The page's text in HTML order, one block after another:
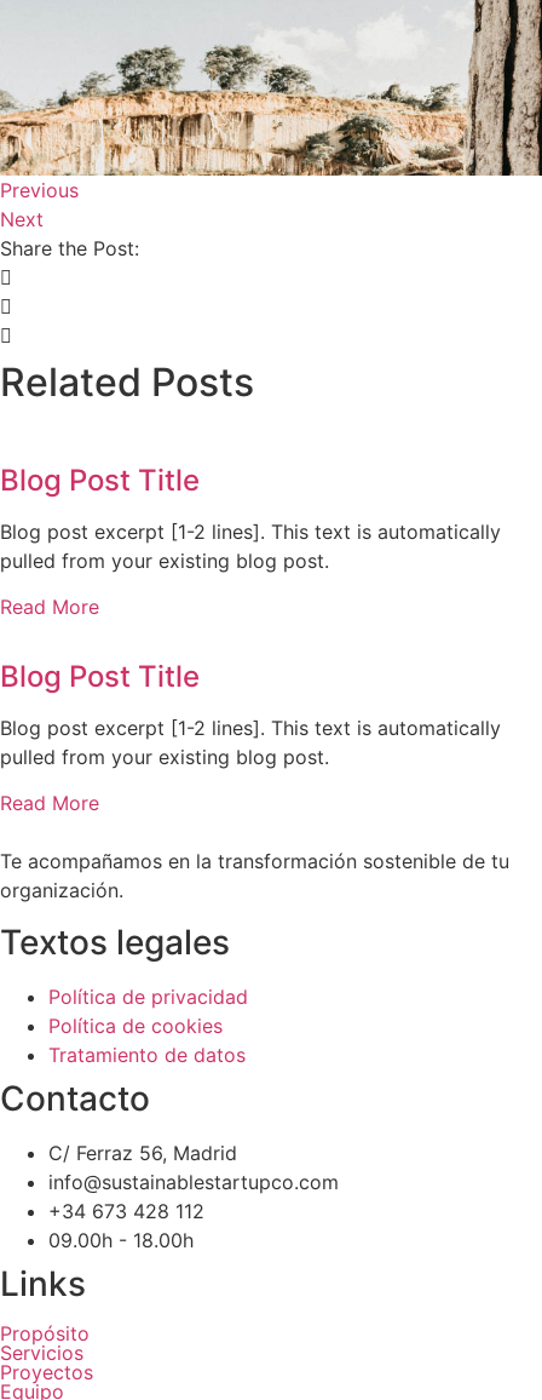
Previous
Next
Share the Post:
Related Posts
Blog Post Title
Blog post excerpt [1-2 lines]. This text is automatically
pulled from your existing blog post.
Read More
Blog Post Title
Blog post excerpt [1-2 lines]. This text is automatically
pulled from your existing blog post.
Read More
Te acompañamos en la transformación sostenible de tu
organización.
Textos legales
Política de privacidad
Política de cookies
Tratamiento de datos
Contacto
C/ Ferraz 56, Madrid
info@sustainablestartupco.com
+34 673 428 112
09.00h - 18.00h
Links
Propósito
Servicios
Proyectos
Equipo